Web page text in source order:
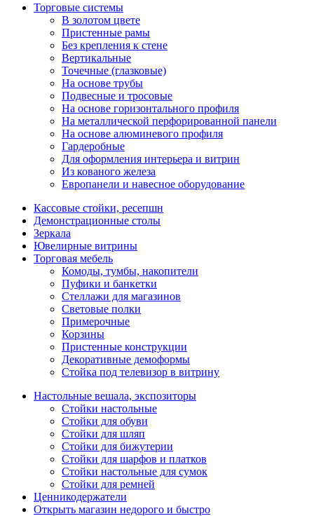
Торговые системы
В золотом цвете
Пристенные рамы
Без крепления к стене
Вертикальные
Точечные (глазковые)
На основе трубы
Подвесные и тросовые
На основе горизонтального профиля
На металлической перфорированной панели
На основе алюминевого профиля
Гардеробные
Для оформления интерьера и витрин
Из кованого железа
Европанели и навесное оборудование
Кассовые стойки, ресепшн
Демонстрационные столы
Зеркала
Ювелирные витрины
Торговая мебель
Комоды, тумбы, накопители
Пуфики и банкетки
Стеллажи для магазинов
Световые полки
Примерочные
Корзины
Пристенные конструкции
Декоративные демоформы
Стойка под телевизор в витрину
Настольные вешала, экспозиторы
Стойки настольные
Стойки для обуви
Стойки для шляп
Стойки для бижутерии
Стойки для шарфов и платков
Стойки настольные для сумок
Стойки для ремней
Ценникодержатели
Открыть магазин недорого и быстро